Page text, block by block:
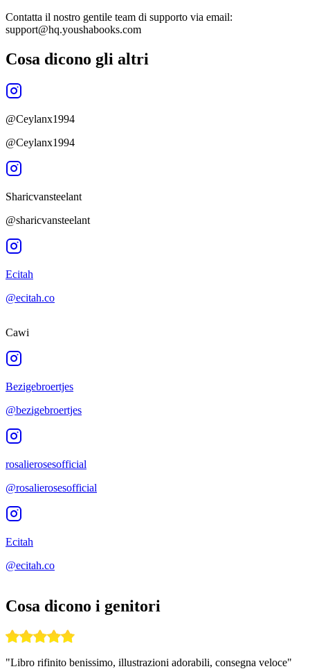
Contatta il nostro gentile team di supporto via email:
support@hq.youshabooks.com
Cosa dicono gli altri
@Ceylanx1994
@Ceylanx1994
Sharicvansteelant
@sharicvansteelant
Ecitah
@ecitah.co
Cawi
Bezigebroertjes
@bezigebroertjes
rosalierosesofficial
@rosalierosesofficial
Ecitah
@ecitah.co
Cosa dicono i genitori
"Libro rifinito benissimo, illustrazioni adorabili, consegna veloce"